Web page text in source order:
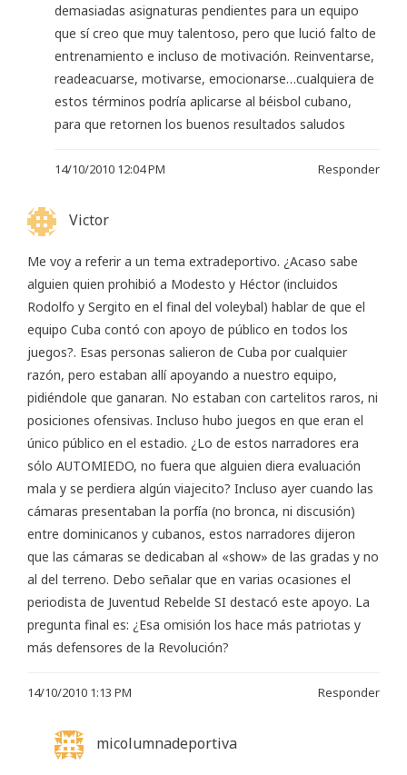
demasiadas asignaturas pendientes para un equipo
que sí creo que muy talentoso, pero que lució falto de
entrenamiento e incluso de motivación. Reinventarse,
readeacuarse, motivarse, emocionarse…cualquiera de
estos términos podría aplicarse al béisbol cubano,
para que retornen los buenos resultados saludos
14/10/2010 12:04 PM Responder
Victor
Me voy a referir a un tema extradeportivo. ¿Acaso sabe
alguien quien prohibió a Modesto y Héctor (incluidos
Rodolfo y Sergito en el final del voleybal) hablar de que el
equipo Cuba contó con apoyo de público en todos los
juegos?. Esas personas salieron de Cuba por cualquier
razón, pero estaban allí apoyando a nuestro equipo,
pidiéndole que ganaran. No estaban con cartelitos raros, ni
posiciones ofensivas. Incluso hubo juegos en que eran el
único público en el estadio. ¿Lo de estos narradores era
sólo AUTOMIEDO, no fuera que alguien diera evaluación
mala y se perdiera algún viajecito? Incluso ayer cuando las
cámaras presentaban la porfía (no bronca, ni discusión)
entre dominicanos y cubanos, estos narradores dijeron
que las cámaras se dedicaban al «show» de las gradas y no
al del terreno. Debo señalar que en varias ocasiones el
periodista de Juventud Rebelde SI destacó este apoyo. La
pregunta final es: ¿Esa omisión los hace más patriotas y
más defensores de la Revolución?
14/10/2010 1:13 PM Responder
micolumnadeportiva